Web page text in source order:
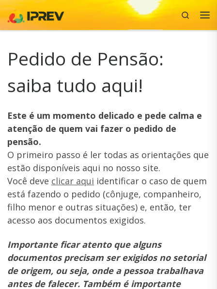
Skip to content
Search
Pedido de Pensão:
saiba tudo aqui!
Este é um momento delicado e pede calma e
atenção de quem vai fazer o pedido de
pensão.
O primeiro passo é ler todas as orientações que
estão disponíveis aqui no nosso site.
Você deve clicar aqui identificar o caso de quem
está fazendo o pedido (cônjuge, companheiro,
filho menor e outras situações) e, então, ter
acesso aos documentos exigidos.
Importante ficar atento que alguns
documentos precisam ser exigidos no setorial
de origem, ou seja, onde a pessoa trabalhava
antes de falecer. Também é importante